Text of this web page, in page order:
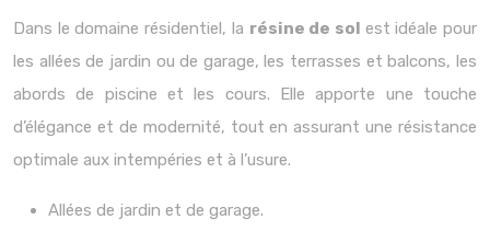
Dans le domaine résidentiel, la résine de sol est idéale pour
les allées de jardin ou de garage, les terrasses et balcons, les
abords de piscine et les cours. Elle apporte une touche
d’élégance et de modernité, tout en assurant une résistance
optimale aux intempéries et à l’usure.
Allées de jardin et de garage.